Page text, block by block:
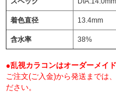
着色直径 13.4mm
含水率 38%
●乱視カラコンはオーダーメイド
ご注文(ご入金)から発送までは
ださい。